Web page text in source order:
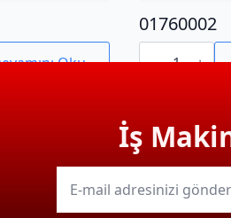
Oku
01760002
01760002
adet
İş
E-
mail